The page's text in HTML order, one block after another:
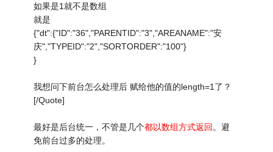
如果是1就不是数组
就是
{"dt":{"ID":"36","PARENTID":"3","AREANAME":"安
庆","TYPEID":"2","SORTORDER":"100"}
}
我想问下前台怎么处理后 赋给他的值的length=1了？
[/Quote]
最好是后台统一，不管是几个都以数组方式返回。避
免前台过多的处理。